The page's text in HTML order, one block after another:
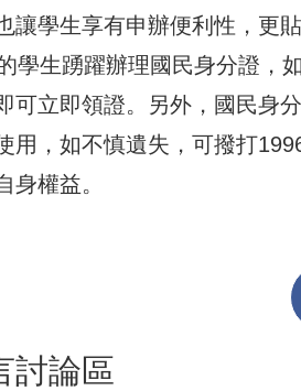
讓學生享有申辦便利性，更
學生踴躍辦理國民身分證，
可立即領證。另外，國民身
用，如不慎遺失，可撥打
身權益。
討論區